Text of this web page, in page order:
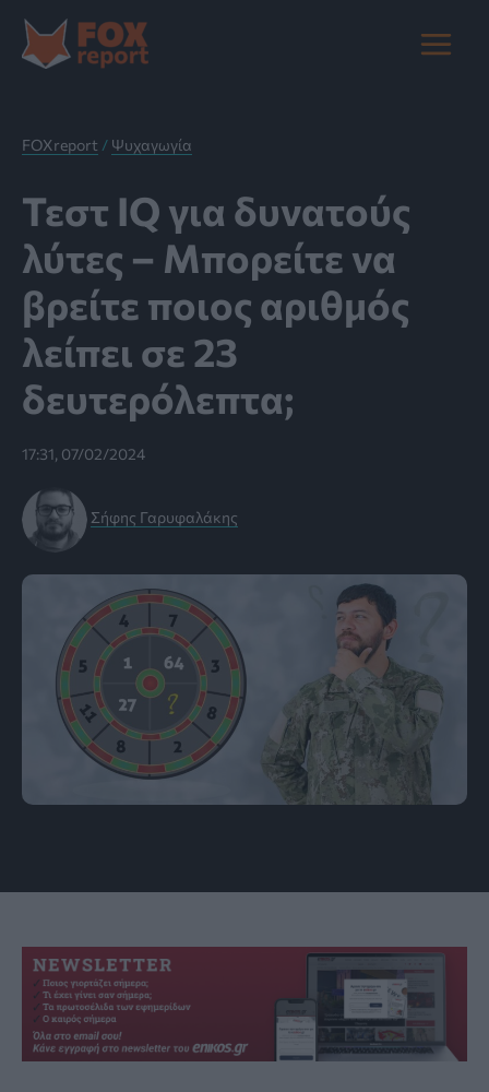
στο
περιεχόμενο
Main
FOXreport / Ψυχαγωγία
Τεστ IQ για δυνατούς
λύτες – Μπορείτε να
βρείτε ποιος αριθμός
λείπει σε 23
δευτερόλεπτα;
17:31, 07/02/2024
Σήφης Γαρυφαλάκης